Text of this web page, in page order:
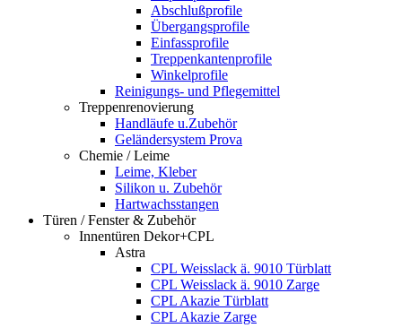
Abschlußprofile
Übergangsprofile
Einfassprofile
Treppenkantenprofile
Winkelprofile
Reinigungs- und Pflegemittel
Treppenrenovierung
Handläufe u.Zubehör
Geländersystem Prova
Chemie / Leime
Leime, Kleber
Silikon u. Zubehör
Hartwachsstangen
Türen / Fenster & Zubehör
Innentüren Dekor+CPL
Astra
CPL Weisslack ä. 9010 Türblatt
CPL Weisslack ä. 9010 Zarge
CPL Akazie Türblatt
CPL Akazie Zarge